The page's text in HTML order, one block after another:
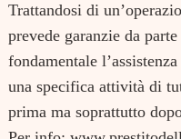
Trattandosi di
prevede garanzie da
fondamentale
una specifica attività di
prima ma soprattutto